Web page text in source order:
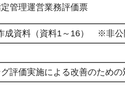
管理運営業務評価票
成資料（資料1～16） ※非公
評価実施による改善のための